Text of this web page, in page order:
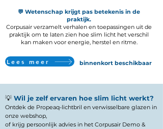
💬 Wetenschap krijgt pas betekenis in de
praktijk.
Corpusair verzamelt verhalen en toepassingen uit de
praktijk om te laten zien hoe slim licht het verschil
kan maken voor energie, herstel en ritme.
Lees meer binnenkort beschikbaar
💡 Wil je zelf ervaren hoe slim licht werkt?
Ontdek de Propeaq-lichtbril en verwisselbare glazen in
onze webshop,
of krijg persoonlijk advies in het Corpusair Demo &